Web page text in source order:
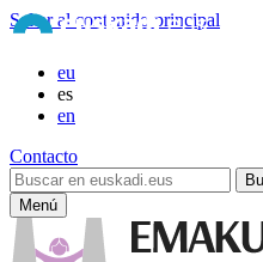
Saltar al contenido principal
eu
es
en
Contacto
Menú